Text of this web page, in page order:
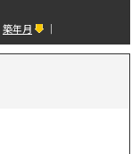
築年月 ｜